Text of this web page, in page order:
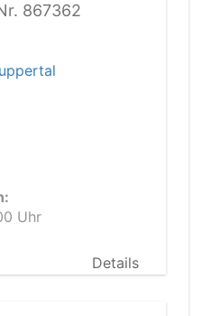
867362
Uhr
Details